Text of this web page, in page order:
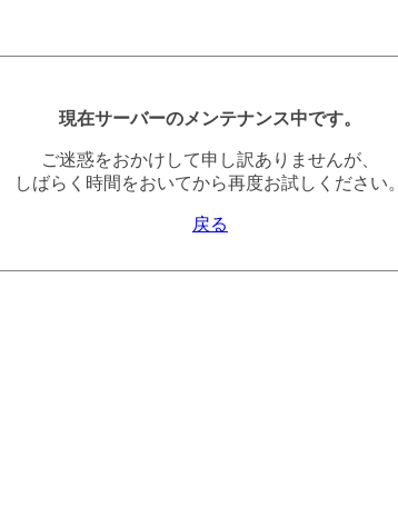
現在サーバーのメンテナンス中です。
ご迷惑をおかけして申し訳ありませんが、
しばらく時間をおいてから再度お試しください。
戻る